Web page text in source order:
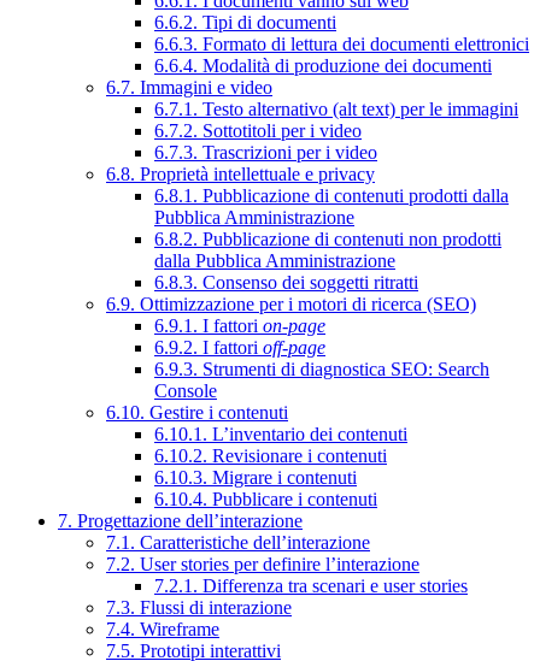
6.6.2. Tipi di documenti
6.6.3. Formato di lettura dei documenti elettronici
6.6.4. Modalità di produzione dei documenti
6.7. Immagini e video
6.7.1. Testo alternativo (alt text) per le immagini
6.7.2. Sottotitoli per i video
6.7.3. Trascrizioni per i video
6.8. Proprietà intellettuale e privacy
6.8.1. Pubblicazione di contenuti prodotti dalla
Pubblica Amministrazione
6.8.2. Pubblicazione di contenuti non prodotti
dalla Pubblica Amministrazione
6.8.3. Consenso dei soggetti ritratti
6.9. Ottimizzazione per i motori di ricerca (SEO)
6.9.1. I fattori on-page
6.9.2. I fattori off-page
6.9.3. Strumenti di diagnostica SEO: Search
Console
6.10. Gestire i contenuti
6.10.1. L’inventario dei contenuti
6.10.2. Revisionare i contenuti
6.10.3. Migrare i contenuti
6.10.4. Pubblicare i contenuti
7. Progettazione dell’interazione
7.1. Caratteristiche dell’interazione
7.2. User stories per definire l’interazione
7.2.1. Differenza tra scenari e user stories
7.3. Flussi di interazione
7.4. Wireframe
7.5. Prototipi interattivi